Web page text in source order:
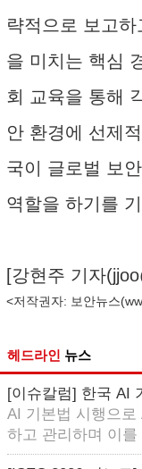
략적으로 보고
을 미치는 핵심
회 교육을 통해
안 환경에 선제
국이 글로벌 보
역할을 하기를
[강현주 기자(
<저작권자: 보안뉴스(
헤드라인 뉴스
[이슈칼럼] 한국 AI
AI 기본법 시행으로
하고 관리하며 이